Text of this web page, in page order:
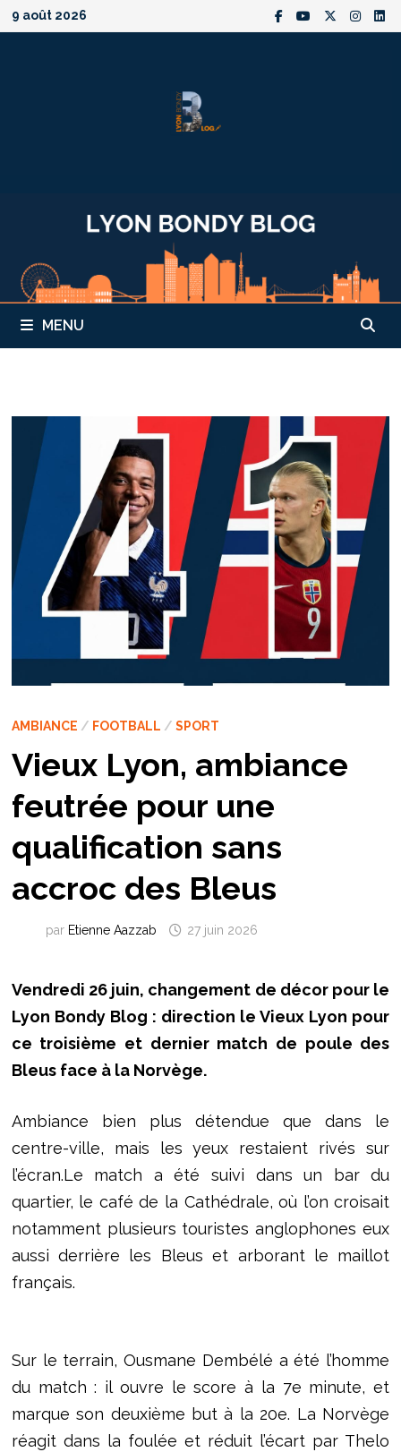
Passer
au
9 août 2026
MENU
AMBIANCE / FOOTBALL / SPORT
Vieux Lyon, ambiance
feutrée pour une
qualification sans
accroc des Bleus
par Etienne Aazzab 27 juin 2026
Vendredi 26 juin, changement de décor pour le
Lyon Bondy Blog : direction le Vieux Lyon pour
ce troisième et dernier match de poule des
Bleus face à la Norvège.
Ambiance bien plus détendue que dans le
centre-ville, mais les yeux restaient rivés sur
l’écran.Le match a été suivi dans un bar du
quartier, le café de la Cathédrale, où l’on croisait
notamment plusieurs touristes anglophones eux
aussi derrière les Bleus et arborant le maillot
français.
Sur le terrain, Ousmane Dembélé a été l’homme
du match : il ouvre le score à la 7e minute, et
marque son deuxième but à la 20e. La Norvège
réagit dans la foulée et réduit l’écart par Thelo